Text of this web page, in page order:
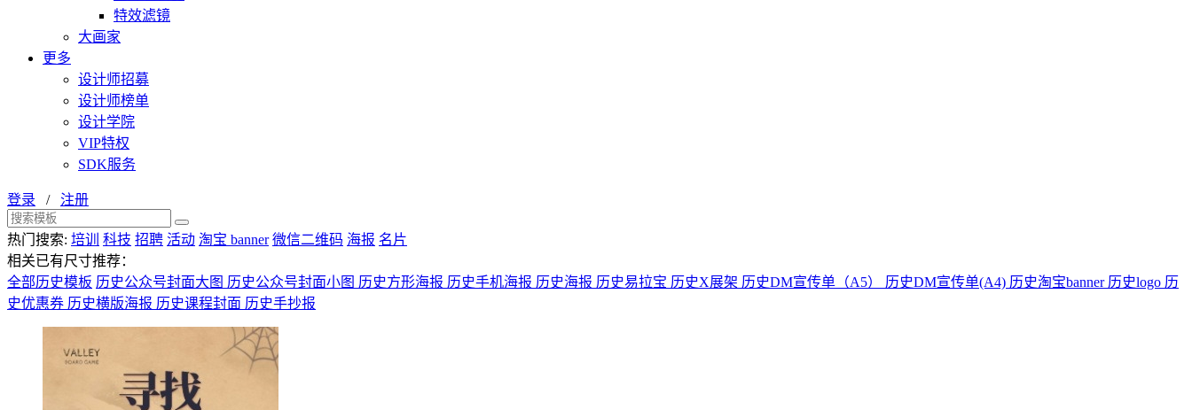
特效滤镜
大画家
更多
设计师招募
设计师榜单
设计学院
VIP特权
SDK服务
登录 / 注册
热门搜索: 培训 科技 招聘 活动 淘宝 banner 微信二维码 海报 名片
相关已有尺寸推荐：
全部历史模板 历史公众号封面大图 历史公众号封面小图 历史方形海报 历史手机海报 历史海报 历史易拉宝 历史X展架 历史DM宣传单（A5） 历史DM宣传单(A4) 历史淘宝banner 历史logo 历
史优惠券 历史横版海报 历史课程封面 历史手抄报